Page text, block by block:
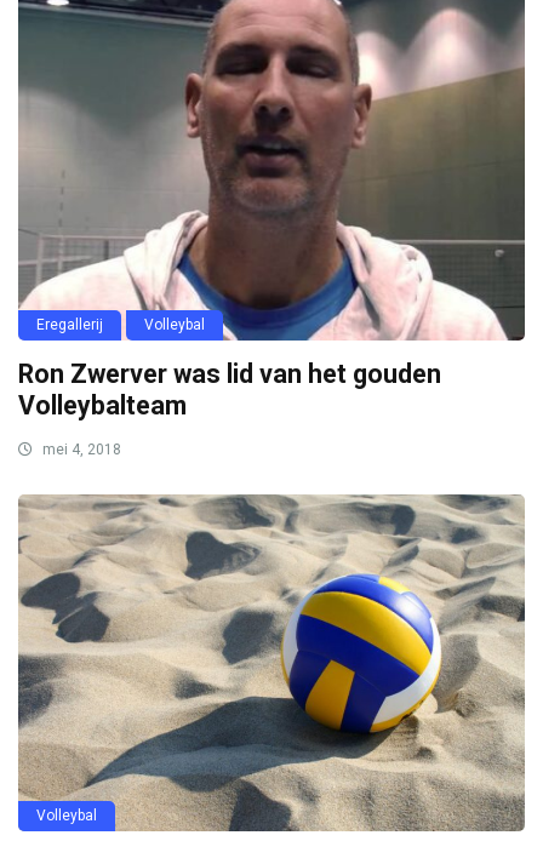
Eregallerij Volleybal
Ron Zwerver was lid van het gouden
Volleybalteam
mei 4, 2018
Volleybal